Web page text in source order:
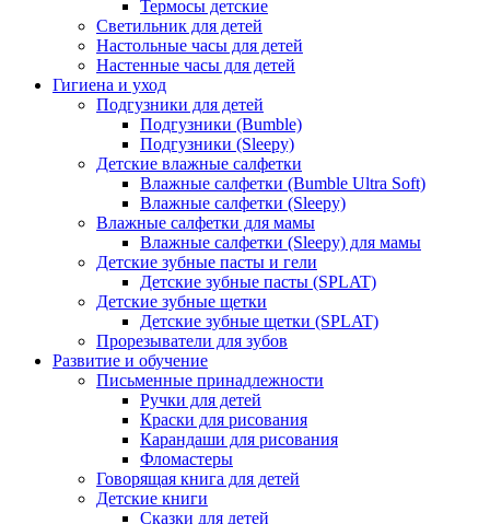
Термосы детские
Светильник для детей
Настольные часы для детей
Настенные часы для детей
Гигиена и уход
Подгузники для детей
Подгузники (Bumble)
Подгузники (Sleepy)
Детские влажные салфетки
Влажные салфетки (Bumble Ultra Soft)
Влажные салфетки (Sleepy)
Влажные салфетки для мамы
Влажные салфетки (Sleepy) для мамы
Детские зубные пасты и гели
Детские зубные пасты (SPLAT)
Детские зубные щетки
Детские зубные щетки (SPLAT)
Прорезыватели для зубов
Развитие и обучение
Письменные принадлежности
Ручки для детей
Краски для рисования
Карандаши для рисования
Фломастеры
Говорящая книга для детей
Детские книги
Сказки для детей